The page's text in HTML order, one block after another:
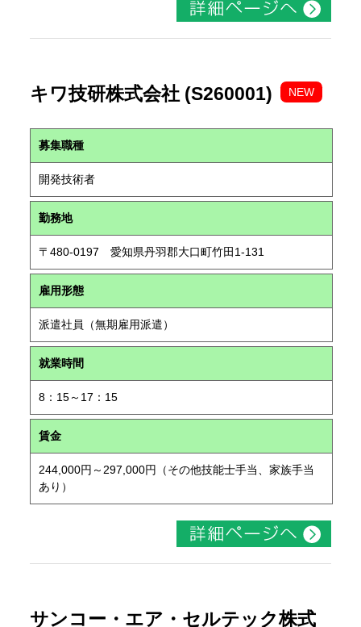
キワ技研株式会社 (S260001) NEW
募集職種
開発技術者
勤務地
〒480-0197 愛知県丹羽郡大口町竹田1-131
雇用形態
派遣社員（無期雇用派遣）
就業時間
8：15～17：15
賃金
244,000円～297,000円（その他技能士手当、家族手当
あり）
サンコー・エア・セルテック株式